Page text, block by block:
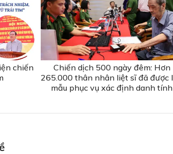
chiến
Chiến dịch 500 ngày đêm: Hơn
265.000 thân nhân liệt sĩ đã được
mẫu phục vụ xác định danh tính